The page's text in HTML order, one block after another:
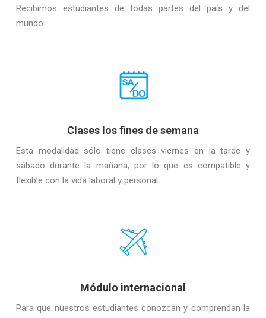
Recibimos estudiantes de todas partes del país y del
mundo.
Clases los fines de semana
Esta modalidad sólo tiene clases viernes en la tarde y
sábado durante la mañana, por lo que es compatible y
flexible con la vida laboral y personal.
Módulo internacional
Para que nuestros estudiantes conozcan y comprendan la